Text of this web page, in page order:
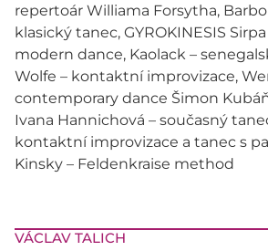
VÁCLAV TALICH
repertoár Williama Forsytha,
klasický tanec, GYROKINESIS
modern dance, Kaolack –
Wolfe – kontaktní improvizace,
contemporary dance Šimon
Ivana Hannichová – současný
kontaktní improvizace a tanec s
Kinsky – Feldenkraise method